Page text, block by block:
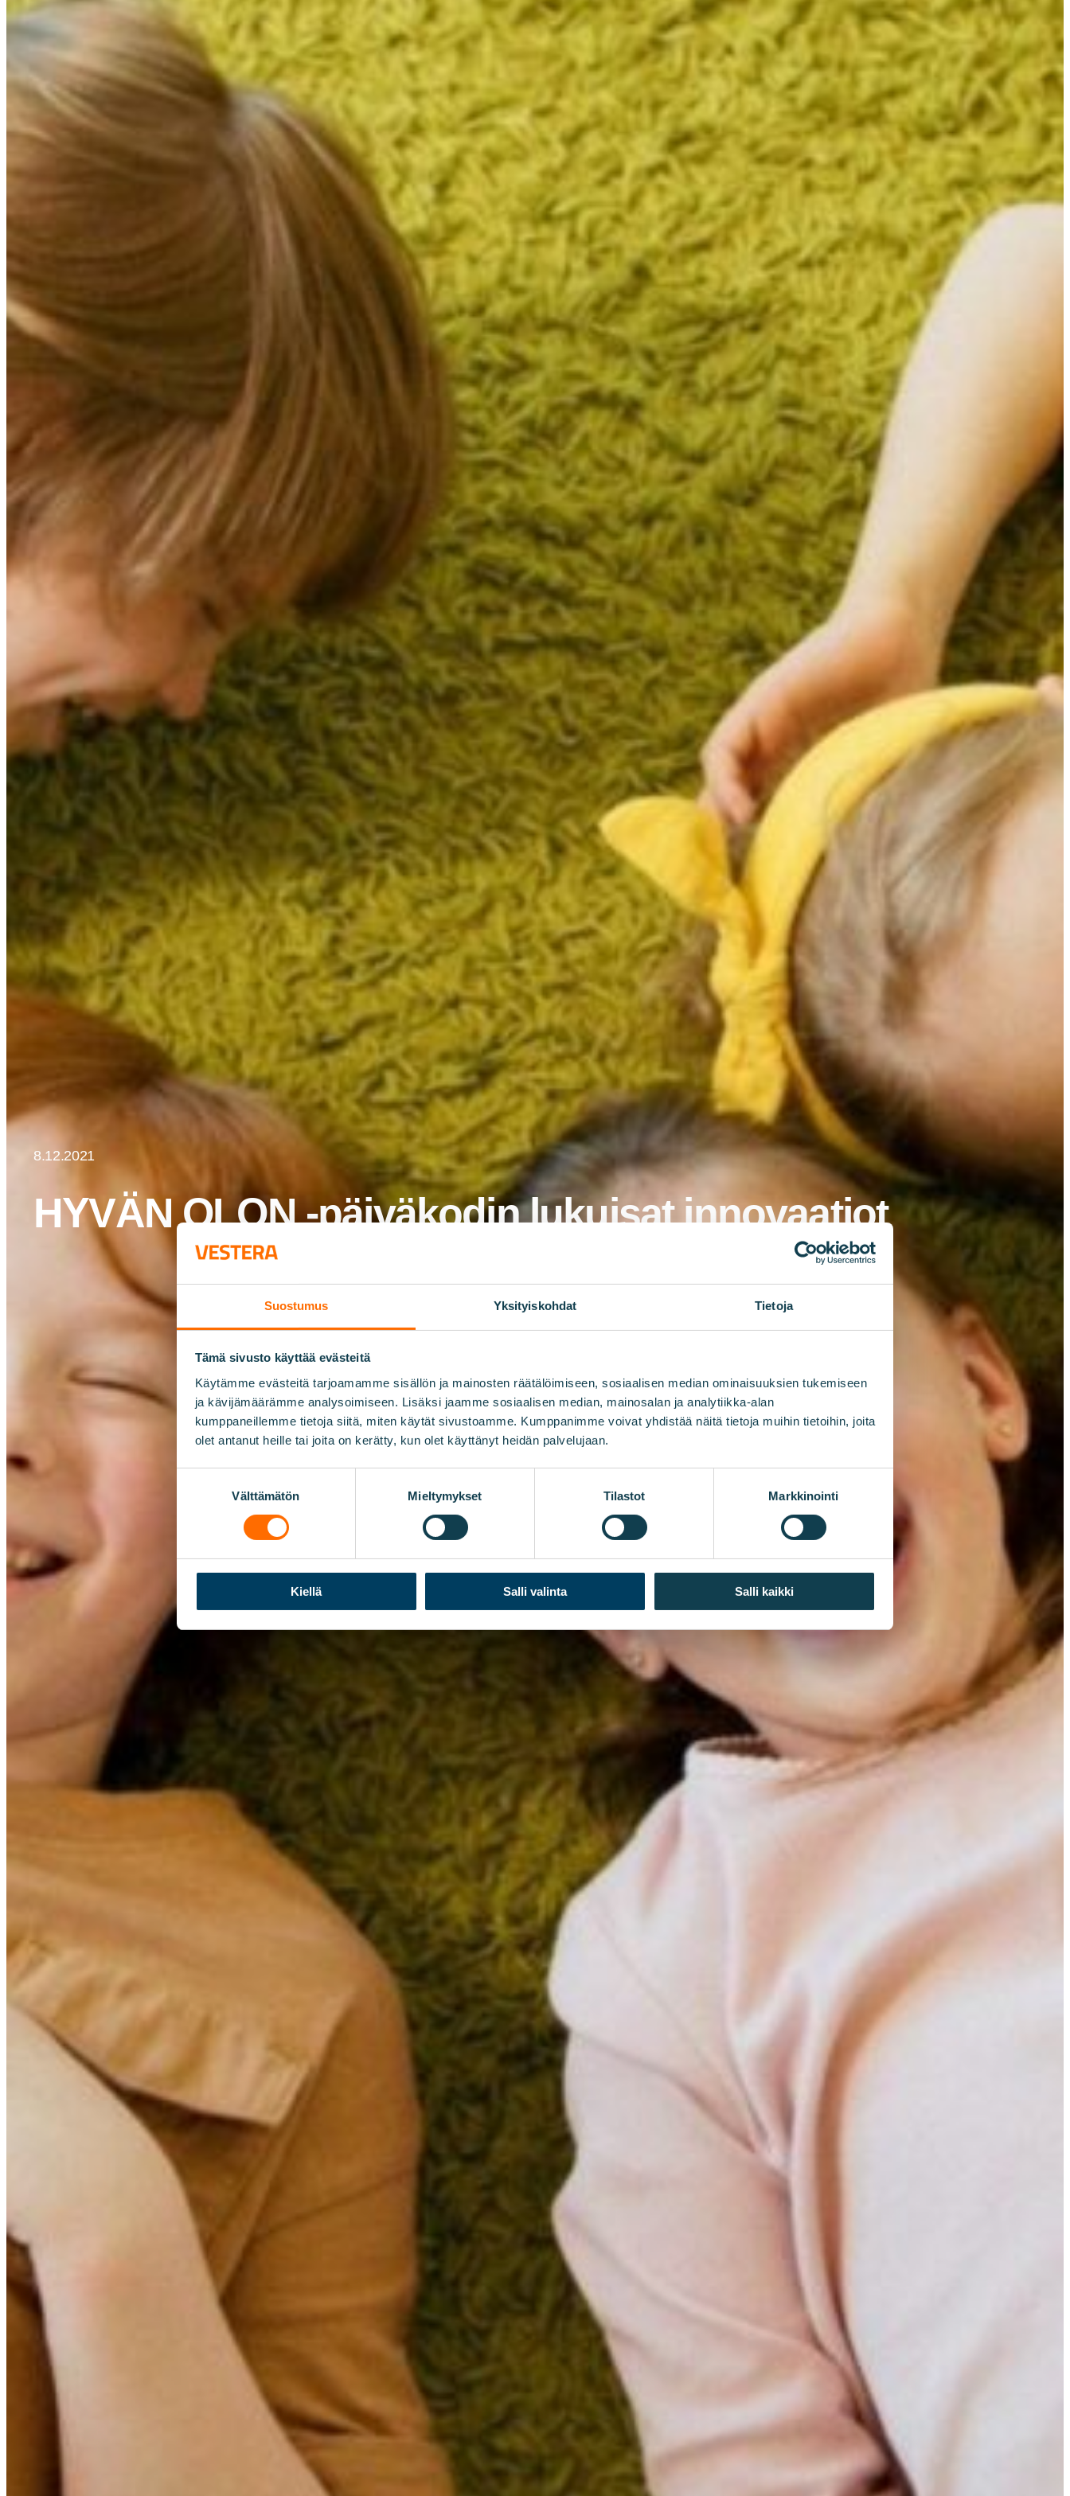
Suostumus Yksityiskohdat Tietoja
Tämä sivusto käyttää evästeitä
Käytämme evästeitä tarjoamamme sisällön ja mainosten räätälöimiseen, sosiaalisen median ominaisuuksien tukemiseen
ja kävijämäärämme analysoimiseen. Lisäksi jaamme sosiaalisen median, mainosalan ja analytiikka-alan
kumppaneillemme tietoja siitä, miten käytät sivustoamme. Kumppanimme voivat yhdistää näitä tietoja muihin tietoihin, joita
olet antanut heille tai joita on kerätty, kun olet käyttänyt heidän palvelujaan.
Välttämätön Mieltymykset Tilastot Markkinointi
Kiellä Salli valinta Salli kaikki
8.12.2021
HYVÄN OLON -päiväkodin lukuisat innovaatiot